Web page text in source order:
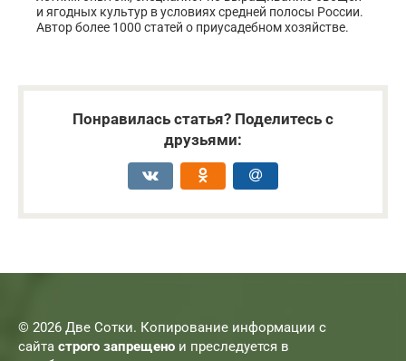
и ягодных культур в условиях средней полосы России.
Автор более 1000 статей о приусадебном хозяйстве.
Понравилась статья? Поделитесь с
друзьями:
© 2026 Две Сотки. Копирование информации с
сайта строго запрещено и преследуется в